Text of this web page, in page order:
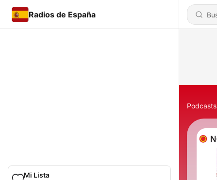
Radios de España
Mi Lista
Podcasts